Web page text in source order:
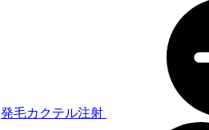
発毛カクテル注射